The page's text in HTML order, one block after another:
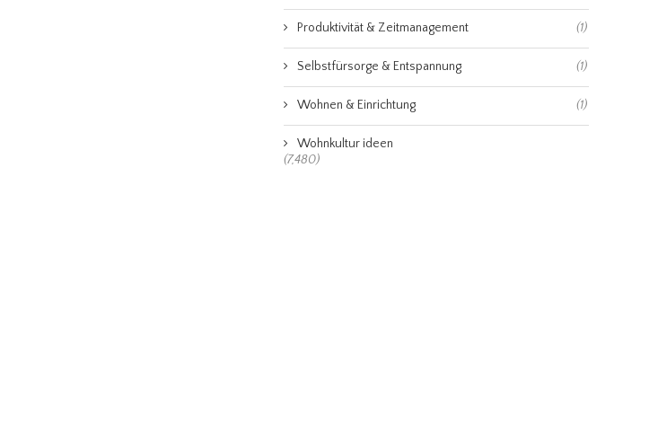
Produktivität & Zeitmanagement (1)
Selbstfürsorge & Entspannung (1)
Wohnen & Einrichtung (1)
Wohnkultur ideen
(7,480)